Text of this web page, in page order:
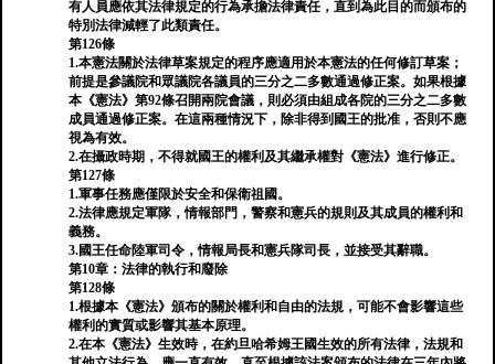
有人員應依其法律規定的行為承擔法律責任，直到為此目的而頒布的
特別法律減輕了此類責任。
第126條
1.本憲法關於法律草案規定的程序應適用於本憲法的任何修訂草案；
前提是參議院和眾議院各議員的三分之二多數通過修正案。如果根據
本《憲法》第92條召開兩院會議，則必須由組成各院的三分之二多數
成員通過修正案。在這兩種情況下，除非得到國王的批准，否則不應
視為有效。
2.在攝政時期，不得就國王的權利及其繼承權對《憲法》進行修正。
第127條
1.軍事任務應僅限於安全和保衛祖國。
2.法律應規定軍隊，情報部門，警察和憲兵的規則及其成員的權利和
義務。
3.國王任命陸軍司令，情報局長和憲兵隊司長，並接受其辭職。
第10章：法律的執行和廢除
第128條
1.根據本《憲法》頒布的關於權利和自由的法規，可能不會影響這些
權利的實質或影響其基本原理。
2.在本《憲法》生效時，在約旦哈希姆王國生效的所有法律，法規和